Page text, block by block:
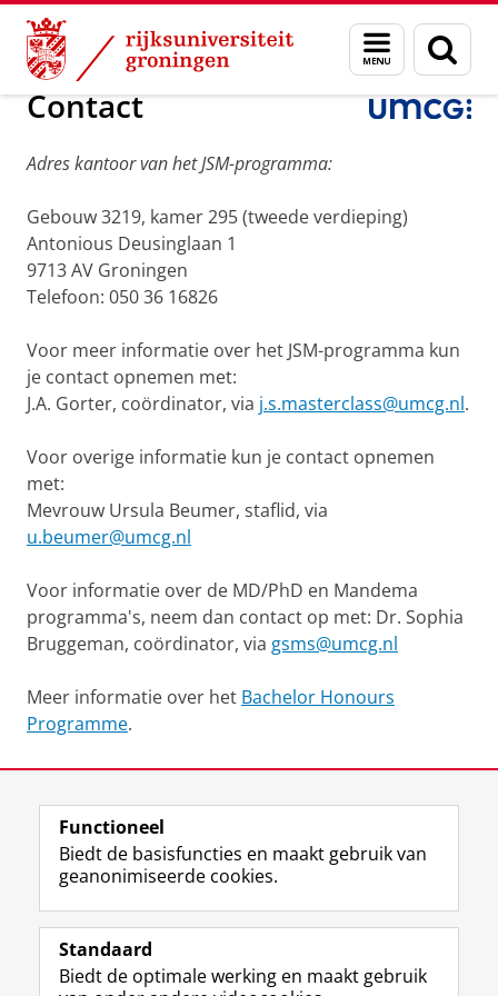
Skip
Content
Skip
Navigation
Menu
en
zoeken
Over ons Junior Scientific Masterclass
Contact
Adres kantoor van het JSM-programma:
Gebouw 3219, kamer 295 (tweede verdieping)
Antonious Deusinglaan 1
9713 AV Groningen
Telefoon: 050 36 16826
Voor meer informatie over het JSM-programma kun
je contact opnemen met:
J.A. Gorter, coördinator, via j.s.masterclass@umcg.nl.
Voor overige informatie kun je contact opnemen
met:
Mevrouw Ursula Beumer, staflid, via
u.beumer@umcg.nl
Voor informatie over de MD/PhD en Mandema
programma's, neem dan contact op met: Dr. Sophia
Bruggeman, coördinator, via gsms@umcg.nl
Meer informatie over het Bachelor Honours
Programme.
View this page in:English
Volg de RUG
F
a
e
L
i
k
R
S
-
I
n
t
Y
o
T
Studiekiezers
Functioneel
Biedt de basisfuncties en maakt gebruik van
geanonimiseerde cookies.
Standaard
Biedt de optimale werking en maakt gebruik